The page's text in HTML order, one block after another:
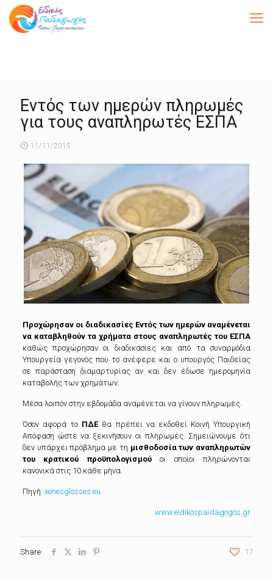
Εντός των ημερών πληρωμές
για τους αναπληρωτές ΕΣΠΑ
11/11/2015
Προχώρησαν οι διαδικασίες Εντός των ημερών αναμένεται
να καταβληθούν τα χρήματα στους αναπληρωτές του ΕΣΠΑ
καθώς προχώρησαν οι διαδικασίες και από τα συναρμόδια
Υπουργεία γεγονός που το ανέφερε και ο υπουργός Παιδείας
σε παράσταση διαμαρτυρίας αν και δεν έδωσε ημερομηνία
καταβολής των χρημάτων.
Μέσα λοιπόν στην εβδομάδα αναμένεται να γίνουν πληρωμές.
Όσον αφορά το ΠΔΕθα πρέπει να εκδοθεί Κοινή Υπουργική
Απόφαση ώστε να ξεκινήσουν οι πληρωμές. Σημειώνουμε ότι
δεν υπάρχει πρόβλημα με τη μισθοδοσία των αναπληρωτών
του κρατικού προϋπολογισμούοι οποίοι πληρώνονται
κανονικά στις 10 κάθε μήνα.
Πηγή: xenesglosses.eu
www.eidikospaidagogos.gr
Share 17